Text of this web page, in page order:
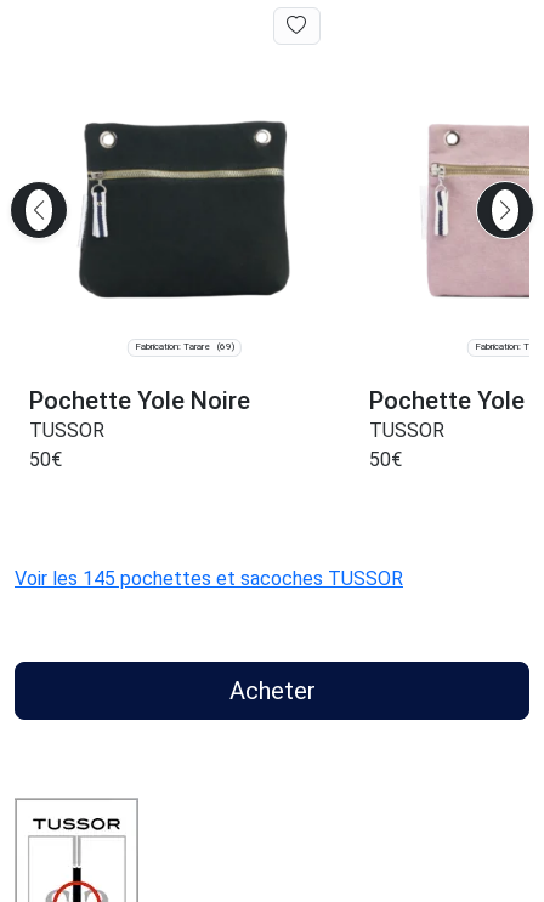
Fabrication: Tarare (69)
Pochette Yole Noire
TUSSOR
50€
Fabrication:
Pochette Yole
TUSSOR
50€
Voir les 145 pochettes et sacoches TUSSOR
Acheter